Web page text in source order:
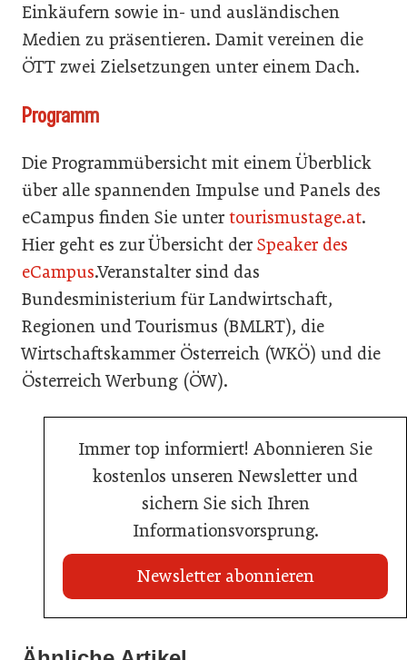
Einkäufern sowie in- und ausländischen
Medien zu präsentieren. Damit vereinen die
ÖTT zwei Zielsetzungen unter einem Dach.
Programm
Die Programmübersicht mit einem Überblick
über alle spannenden Impulse und Panels des
eCampus finden Sie unter tourismustage.at.
Hier geht es zur Übersicht der Speaker des
eCampus.Veranstalter sind das
Bundesministerium für Landwirtschaft,
Regionen und Tourismus (BMLRT), die
Wirtschaftskammer Österreich (WKÖ) und die
Österreich Werbung (ÖW).
Immer top informiert! Abonnieren Sie
kostenlos unseren Newsletter und
sichern Sie sich Ihren
Informationsvorsprung.
Newsletter abonnieren
Travel Start-up Night 2026: Beste Tourismus-Idee